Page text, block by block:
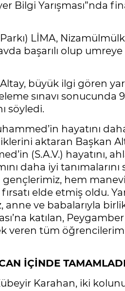
Bilgi Yarışması”nda
LİMA, Nizamülmülk
başarılı olup
büyük ilgi gören
sınavı sonucunda
söyledi.
hayatını
aktaran Başkan
(S.A.V.) hayatını,
daha iyi
gençlerimiz, hem manevi
elde etmiş oldu.
ve babalarıyla
katılan, Peygamber
veren tüm
İÇİNDE TAMAMLADI
Karahan, iki